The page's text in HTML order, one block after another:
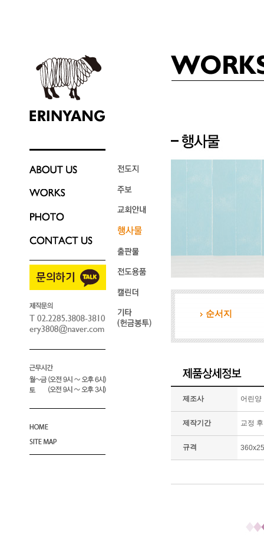
순서지
제조사 어린양
제작기간 교정
규격